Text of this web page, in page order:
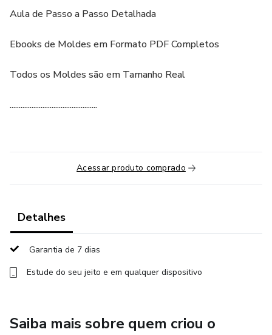
Aula de Passo a Passo Detalhada
Ebooks de Moldes em Formato PDF Completos
Todos os Moldes são em Tamanho Real
................................................
Acessar produto comprado
Detalhes
Garantia de 7 dias
Estude do seu jeito e em qualquer dispositivo
Saiba mais sobre quem criou o